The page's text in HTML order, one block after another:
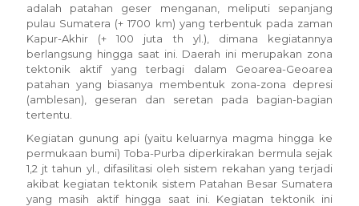
adalah patahan geser menganan, meliputi sepanjang
pulau Sumatera (+ 1700 km) yang terbentuk pada zaman
Kapur-Akhir (+ 100 juta th yl.), dimana kegiatannya
berlangsung hingga saat ini. Daerah ini merupakan zona
tektonik aktif yang terbagi dalam Geoarea-Geoarea
patahan yang biasanya membentuk zona-zona depresi
(amblesan), geseran dan seretan pada bagian-bagian
tertentu.
Kegiatan gunung api (yaitu keluarnya magma hingga ke
permukaan bumi) Toba-Purba diperkirakan bermula sejak
1,2 jt tahun yl., difasilitasi oleh sistem rekahan yang terjadi
akibat kegiatan tektonik sistem Patahan Besar Sumatera
yang masih aktif hingga saat ini. Kegiatan tektonik ini